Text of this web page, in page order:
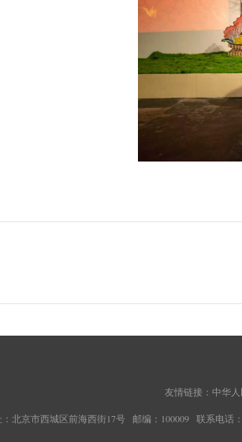
友情链接： 中华
：北京市西城区前海西街17号 邮编：100009 联系电话